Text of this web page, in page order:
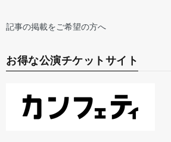
記事の掲載をご希望の方へ
お得な公演チケットサイト